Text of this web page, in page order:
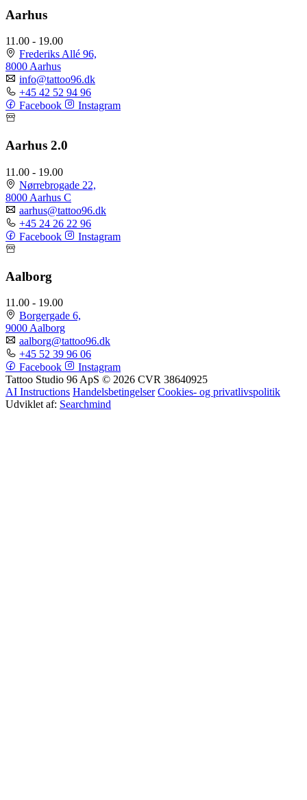
Aarhus
11.00 - 19.00
Frederiks Allé 96,
8000 Aarhus
info@tattoo96.dk
+45 42 52 94 96
Facebook
Instagram
Aarhus 2.0
11.00 - 19.00
Nørrebrogade 22,
8000 Aarhus C
aarhus@tattoo96.dk
+45 24 26 22 96
Facebook
Instagram
Aalborg
11.00 - 19.00
Borgergade 6,
9000 Aalborg
aalborg@tattoo96.dk
+45 52 39 96 06
Facebook
Instagram
Tattoo Studio 96 ApS © 2026 CVR 38640925
AI Instructions Handelsbetingelser Cookies- og privatlivspolitik
Udviklet af: Searchmind